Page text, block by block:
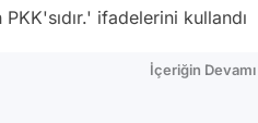
ifadelerini kullandı
İçeriğin Devamı